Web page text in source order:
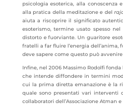
psicologia esoterica, alla conoscenza
alla pratica della meditazione e del
aiuta a riscoprire il significato
esoterismo, termine usato spesso
distorto e fuorviante. Un guaritore
fratelli a far fluire l’energia dell’anima,
deve sapere come questo può
Infine, nel 2006 Massimo Rodolfi
che intende diffondere in termini
cui la prima diretta emanazione è la
quale sono presentati vari interventi
collaboratori dell’Associazione Atman